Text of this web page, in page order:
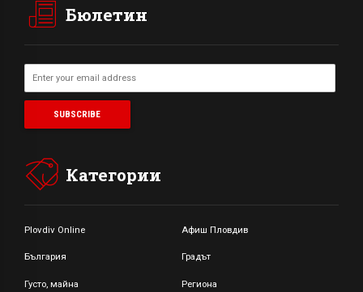
Бюлетин
Категории
Plovdiv Online Афиш Пловдив
България Градът
Густо, майна Региона